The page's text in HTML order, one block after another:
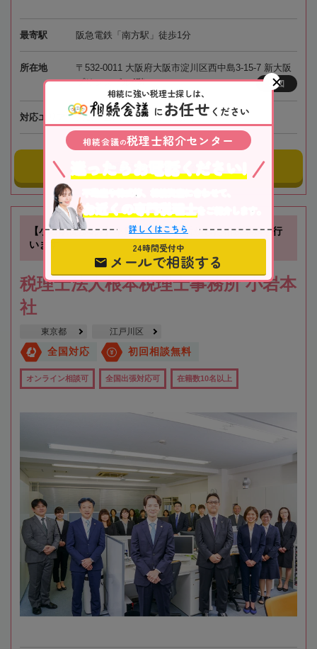
最寄駅 阪急電鉄「南方駅」徒歩1分
所在地
〒532-0011 大阪府大阪市淀川区西中島3-15-7 新大阪
プリンスビル4階
地図
対応エリア 大阪、全国オンライン相談可
【小岩駅徒歩3分】不動産の知識を活かした相続業務を行
います
税理士法人根本税理士事務所 小岩本
社
東京都 江戸川区
全国対応 初回相談無料
オンライン相談可 全国出張対応可 在籍数10名以上
相続に強い税理士探しは、
にお任せ ください
相続会議の税理士紹介センター
不動産や株式等、相続資産に合わせて、
お近くの専門税理士
をご紹介します。
詳しくはこちら
24時間受付中
メールで相談する